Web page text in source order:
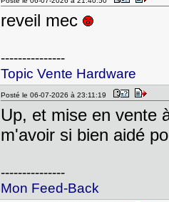
reveil mec
---------------
Topic Vente Hardware
Posté le 06-07-2026 à 23:11:19
Up, et mise en vente
m'avoir si bien aidé
---------------
Mon Feed-Back